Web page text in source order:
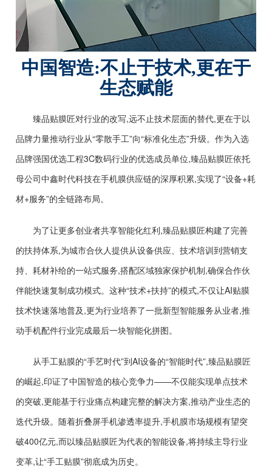
中国智造:不止于技术,更在于
生态赋能
臻品贴膜匠对行业的改写,远不止技术层面的替代,更在于以
品牌力量推动行业从“零散手工”向“标准化生态”升级。作为入选
品牌强国优选工程3C数码行业的优选成员单位,臻品贴膜匠依托
母公司中鑫时代科技在手机膜供应链的深厚积累,实现了“设备+耗
材+服务”的全链路布局。
为了让更多创业者共享智能化红利,臻品贴膜匠构建了完善
的扶持体系,为城市合伙人提供从设备供应、技术培训到营销支
持、耗材补给的一站式服务,搭配区域独家保护机制,确保合作伙
伴能快速复制成功模式。这种“技术+扶持”的模式,不仅让AI贴膜
技术快速落地普及,更为行业培养了一批新型智能服务从业者,推
动手机配件行业完成最后一块智能化拼图。
从手工贴膜的“手艺时代”到AI设备的“智能时代”,臻品贴膜匠
的崛起,印证了中国智造的核心竞争力——不仅能实现单点技术
的突破,更能基于行业痛点构建完整的解决方案,推动产业生态的
迭代升级。随着折叠屏手机渗透率提升,手机膜市场规模有望突
破400亿元,而以臻品贴膜匠为代表的智能设备,将持续主导行业
变革,让“手工贴膜”彻底成为历史。